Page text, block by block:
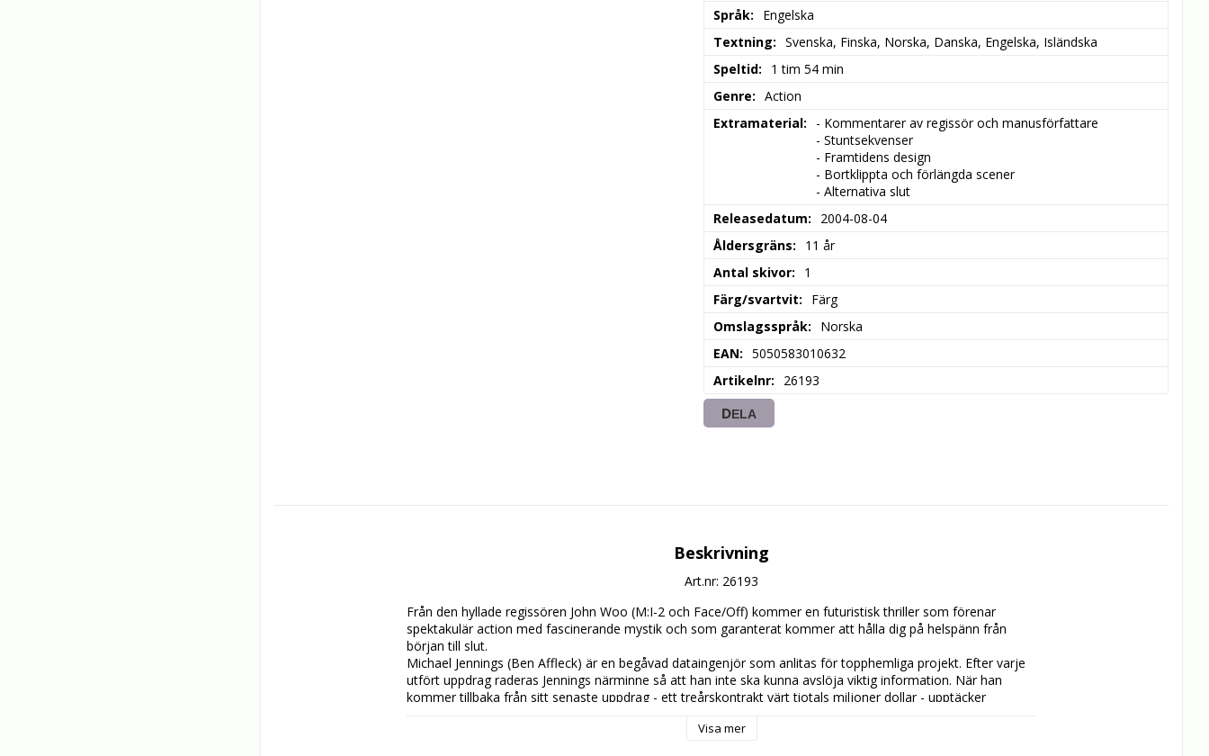
Språk
Engelska
Textning
Svenska, Finska, Norska, Danska, Engelska, Isländska
Speltid
1 tim 54 min
Genre
Action
Extramaterial
- Kommentarer av regissör och manusförfattare
- Stuntsekvenser
- Framtidens design
- Bortklippta och förlängda scener
- Alternativa slut
Releasedatum
2004-08-04
Åldersgräns
11 år
Antal skivor
1
Färg/svartvit
Färg
Omslagsspråk
Norska
EAN
5050583010632
Artikelnr
26193
DELA
Beskrivning
Art.nr: 26193
Från den hyllade regissören John Woo (M:I-2 och Face/Off) kommer en futuristisk thriller som förenar
spektakulär action med fascinerande mystik och som garanterat kommer att hålla dig på helspänn från
början till slut.
Michael Jennings (Ben Affleck) är en begåvad dataingenjör som anlitas för topphemliga projekt. Efter varje
utfört uppdrag raderas Jennings närminne så att han inte ska kunna avslöja viktig information. När han
kommer tillbaka från sitt senaste uppdrag - ett treårskontrakt värt tiotals miljoner dollar - upptäcker
(Aaron Eckhart). Utan minne och bevis om vad som egentligen hänt famlar han i mörkret tills han får ett
Visa mer